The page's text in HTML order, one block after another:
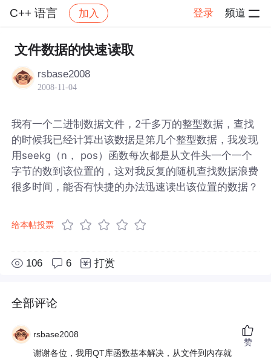
C++ 语言 加入 登录 频道
社区 C++ 语言 帖子详情
文件数据的快速读取
rsbase2008
2008-11-04
我有一个二进制数据文件，2千多万的整型数据，查找
的时候我已经计算出该数据是第几个整型数据，我发现
用seekg（n， pos）函数每次都是从文件头一个一个
字节的数到该位置的，这对我反复的随机查找数据浪费
很多时间，能否有快捷的办法迅速读出该位置的数据？
给本帖投票
106 6 打赏
全部评论
rsbase2008
谢谢各位，我用QT库函数基本解决，从文件到内存就
赞